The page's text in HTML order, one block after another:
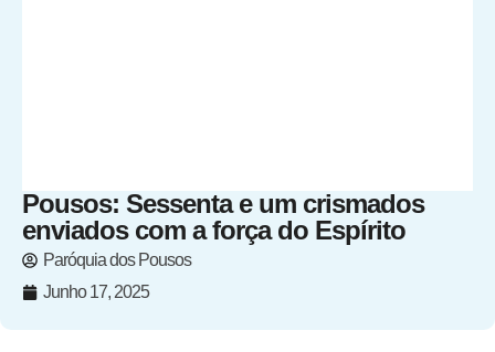
Pousos: Sessenta e um crismados
enviados com a força do Espírito
Paróquia dos Pousos
Junho 17, 2025